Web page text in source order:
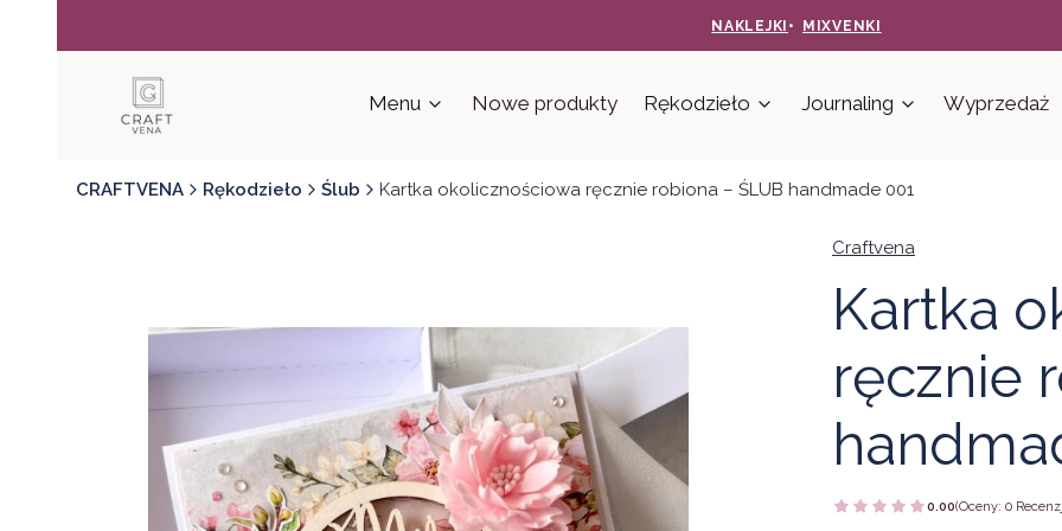
NAKLEJKI • MIXVENKI
Menu Nowe produkty Rękodzieło Journaling Wyprzedaż
CRAFTVENA Rękodzieło Ślub Kartka okolicznościowa ręcznie robiona – ŚLUB handmade 001
Craftvena
Kartka
ręcznie
0.00(Oceny: 0